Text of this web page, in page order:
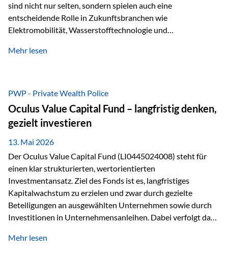
sind nicht nur selten, sondern spielen auch eine
entscheidende Rolle in Zukunftsbranchen wie
Elektromobilität, Wasserstofftechnologie und
Faktoren für Investoren – begrenztes Angebot und
klassischer „Sicherheitsanker“ gilt, bieten Silber, Platin und
Palladium zusätzlich die Chance, von technologischen
Entwicklungen zu profitieren. Die Nachfrage entsteht nicht
nur durch Anleger, sondern vor allem durch die Industrie.
Gerade in…
Mehr lesen
PWP - Private Wealth Police
Oculus Value Capital Fund – langfristig denken,
gezielt investieren
13. Mai 2026
Der Oculus Value Capital Fund (LI0445024008) steht für
einen klar strukturierten, wertorientierten
Investmentansatz. Ziel des Fonds ist es, langfristiges
Kapitalwachstum zu erzielen und zwar durch gezielte
Beteiligungen an ausgewählten Unternehmen sowie durch
Investitionen in Unternehmensanleihen. Dabei verfolgt das
Marktbewegungen stehen im Fokus, sondern die
Mehr lesen